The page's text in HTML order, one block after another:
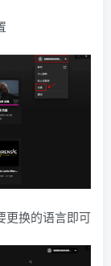
更换的语言即可